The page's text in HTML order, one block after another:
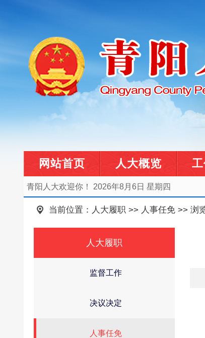
网站首页 人大概览
青阳人大欢迎你！ 2026年8月6日 星期四
当前位置： 人大履职 >> 人事任免 >> 浏
人大履职
监督工作
决议决定
人事任免